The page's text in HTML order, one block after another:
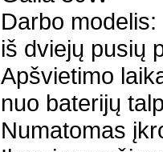
Darbo
iš dviejų pusių
Apšvietimo
nuo baterijų
Numatomas